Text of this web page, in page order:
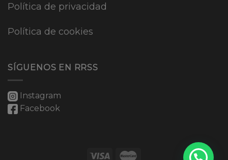
Política de privacidad
Política de cookies
SÍGUENOS EN RRSS
Instagram
Facebook